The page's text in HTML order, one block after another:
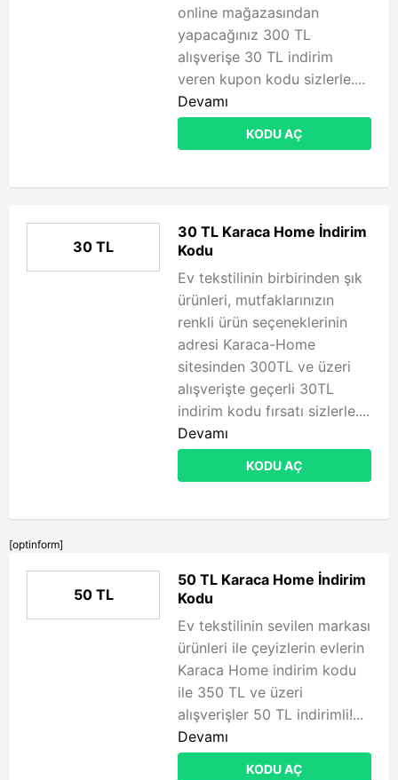
online mağazasından
yapacağınız 300 TL
alışverişe 30 TL indirim
veren kupon kodu sizlerle....
Devamı
KODU AÇ
30 TL
30 TL Karaca Home İndirim
Kodu
Ev tekstilinin birbirinden şık
ürünleri, mutfaklarınızın
renkli ürün seçeneklerinin
adresi Karaca-Home
sitesinden 300TL ve üzeri
alışverişte geçerli 30TL
indirim kodu fırsatı sizlerle....
Devamı
KODU AÇ
[optinform]
50 TL
50 TL Karaca Home İndirim
Kodu
Ev tekstilinin sevilen markası
ürünleri ile çeyizlerin evlerin
Karaca Home indirim kodu
ile 350 TL ve üzeri
alışverişler 50 TL indirimli!...
Devamı
KODU AÇ